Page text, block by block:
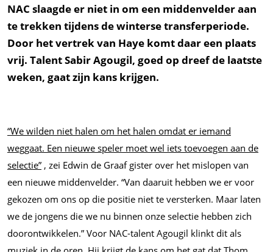
NAC slaagde er niet in om een middenvelder aan
te trekken tijdens de winterse transferperiode.
Door het vertrek van Haye komt daar een plaats
vrij. Talent Sabir Agougil, goed op dreef de laatste
weken, gaat zijn kans krijgen.
“We wilden niet halen om het halen omdat er iemand
weggaat. Een nieuwe speler moet wel iets toevoegen aan de
selectie” , zei Edwin de Graaf gister over het mislopen van
een nieuwe middenvelder. “Van daaruit hebben we er voor
gekozen om ons op die positie niet te versterken. Maar laten
we de jongens die we nu binnen onze selectie hebben zich
doorontwikkelen.” Voor NAC-talent Agougil klinkt dit als